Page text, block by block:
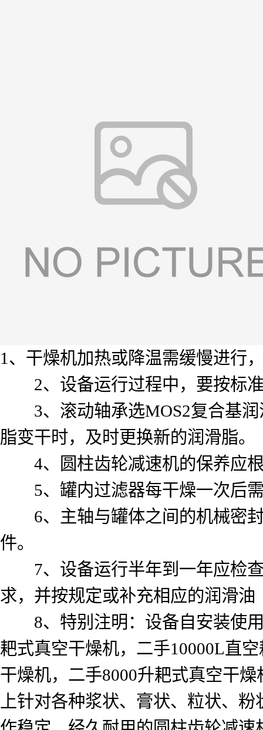
1、干燥机加热或降温需缓慢进行
2、设备运行过程中，要按标准
3、滚动轴承选MOS2复合基润
脂变干时，及时更换新的润滑脂。
4、圆柱齿轮减速机的保养应根
5、罐内过滤器每干燥一次后需
6、主轴与罐体之间的机械密封
件。
7、设备运行半年到一年应检查
求，并按规定或补充相应的润滑油
8、特别注明：设备自安装使用
耙式真空干燥机，二手10000L直
干燥机，二手8000升耙式真空干
上针对各种浆状、膏状、粒状、